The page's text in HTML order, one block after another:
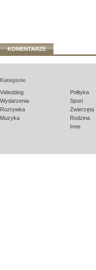
KOMENTARZE
Kategorie
Videoblog
Wydarzenia
Rozrywka
Muzyka
Polityka
Sport
Zwierzęta
Rodzina
Inne